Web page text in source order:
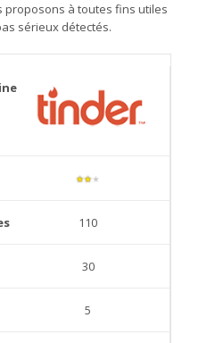
proposons à toutes fins utiles
sérieux détectés.
★★★
110
30
5